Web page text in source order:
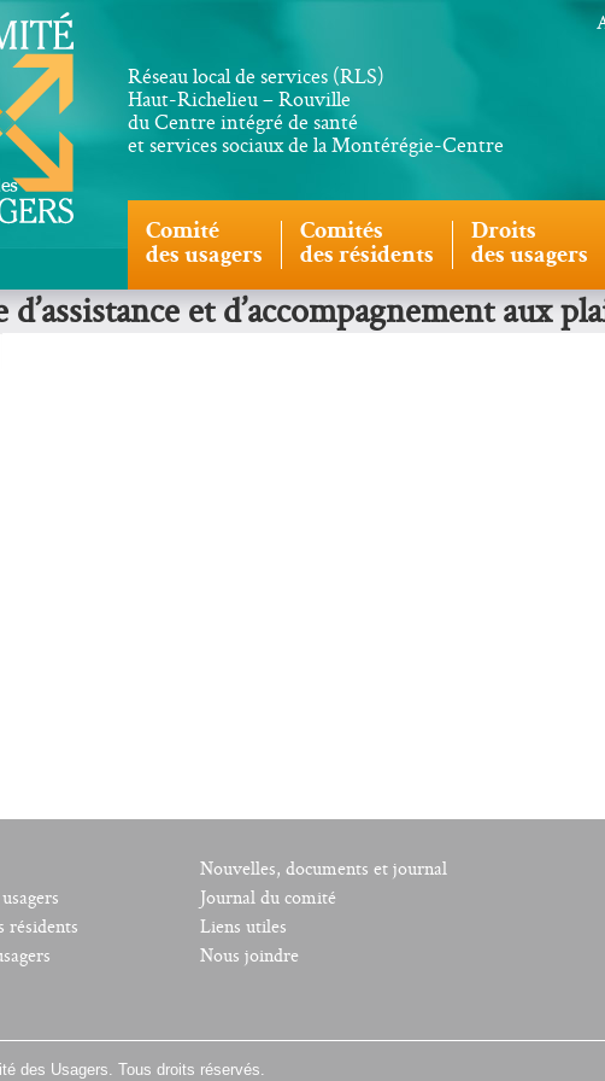
Réseau local de services (RLS)
Haut-Richelieu – Rouville
du Centre intégré de santé
et services sociaux de la Montérégie-Centre
Comité
des usagers
Comités
des résidents
Droits
des usagers
d’assistance et d’accompagnement aux
résidents
Nouvelles, documents et journal
Journal du comité
Liens utiles
Nous joindre
des Usagers. Tous droits réservés.